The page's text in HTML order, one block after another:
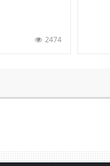
2474